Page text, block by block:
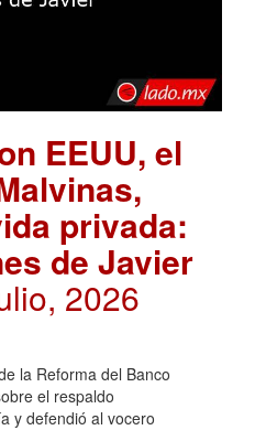
EEUU, el
privada:
de Javier
2026
la Reforma del Banco
el respaldo
y defendió al vocero